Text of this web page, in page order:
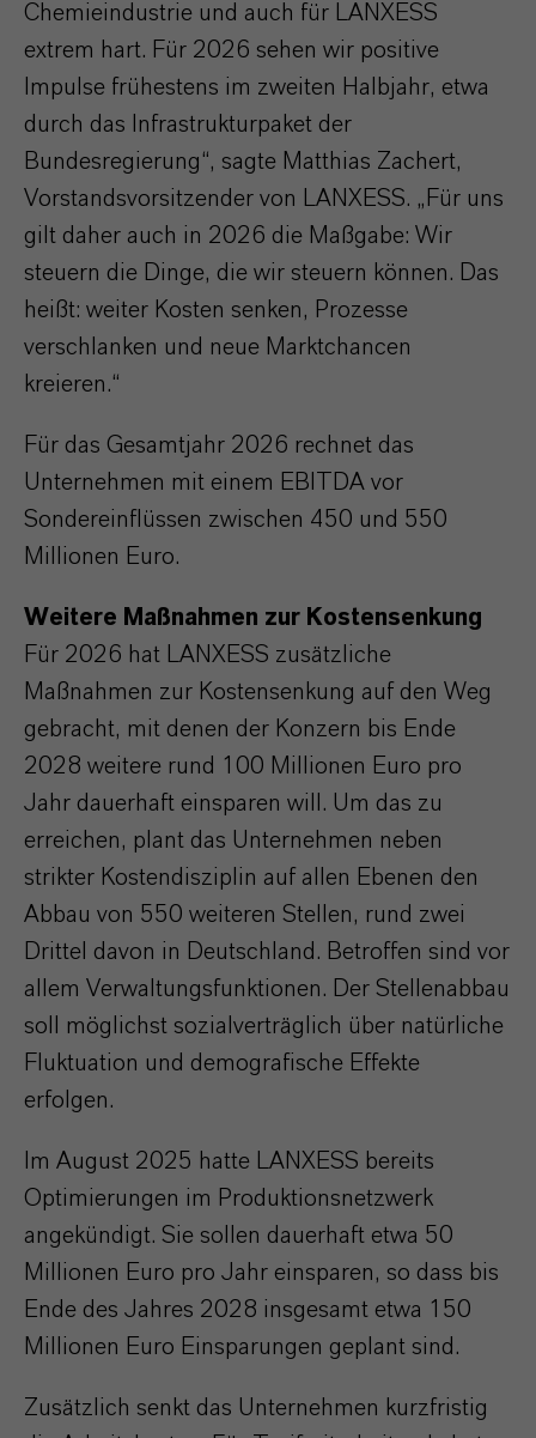
Chemieindustrie und auch für LANXESS
extrem hart. Für 2026 sehen wir positive
Impulse frühestens im zweiten Halbjahr, etwa
durch das Infrastrukturpaket der
Bundesregierung“, sagte Matthias Zachert,
Vorstandsvorsitzender von LANXESS. „Für uns
gilt daher auch in 2026 die Maßgabe: Wir
steuern die Dinge, die wir steuern können. Das
heißt: weiter Kosten senken, Prozesse
verschlanken und neue Marktchancen
kreieren.“
Für das Gesamtjahr 2026 rechnet das
Unternehmen mit einem EBITDA vor
Sondereinflüssen zwischen 450 und 550
Millionen Euro.
Weitere Maßnahmen zur Kostensenkung
Für 2026 hat LANXESS zusätzliche
Maßnahmen zur Kostensenkung auf den Weg
gebracht, mit denen der Konzern bis Ende
2028 weitere rund 100 Millionen Euro pro
Jahr dauerhaft einsparen will. Um das zu
erreichen, plant das Unternehmen neben
strikter Kostendisziplin auf allen Ebenen den
Abbau von 550 weiteren Stellen, rund zwei
Drittel davon in Deutschland. Betroffen sind vor
allem Verwaltungsfunktionen. Der Stellenabbau
soll möglichst sozialverträglich über natürliche
Fluktuation und demografische Effekte
erfolgen.
Im August 2025 hatte LANXESS bereits
Optimierungen im Produktionsnetzwerk
angekündigt. Sie sollen dauerhaft etwa 50
Millionen Euro pro Jahr einsparen, so dass bis
Ende des Jahres 2028 insgesamt etwa 150
Millionen Euro Einsparungen geplant sind.
Zusätzlich senkt das Unternehmen kurzfristig